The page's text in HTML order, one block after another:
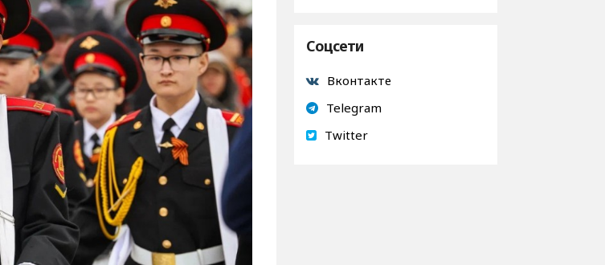
Соцсети
Вконтакте
Telegram
Twitter